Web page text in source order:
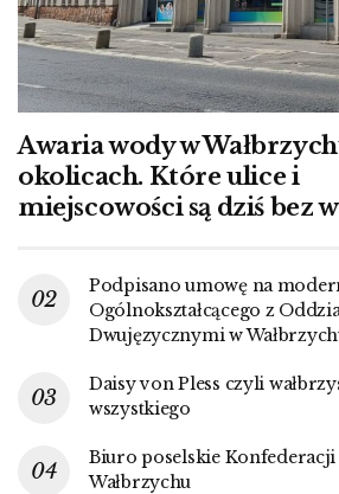
Awaria wody w
okolicach. Które ulice i
miejscowości są dziś bez
Podpisano umowę na
Ogólnokształcącego z
Dwujęzycznymi w
Daisy von Pless czyli
wszystkiego
Biuro poselskie
Wałbrzychu